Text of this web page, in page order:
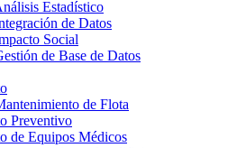
Estadístico
de Datos
Social
de Base de Datos
de Flota
Preventivo
de Equipos Médicos